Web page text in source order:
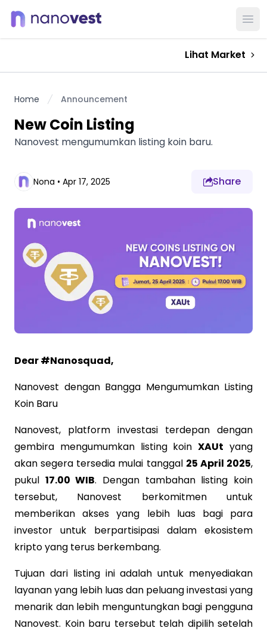
Lihat Market
Home Announcement
New Coin Listing
Nanovest mengumumkan listing koin baru.
Nona • Apr 17, 2025 Share
Dear #Nanosquad,
Nanovest dengan Bangga Mengumumkan Listing
Koin Baru
Nanovest, platform investasi terdepan dengan
gembira mengumumkan listing koinXAUt yang
akan segera tersedia mulai tanggal 25 April 2025,
pukul 17.00 WIB. Dengan tambahan listing koin
tersebut, Nanovest berkomitmen untuk
memberikan akses yang lebih luas bagi para
investor untuk berpartisipasi dalam ekosistem
kripto yang terus berkembang.
Tujuan dari listing ini adalah untuk menyediakan
layanan yang lebih luas dan peluang investasi yang
menarik dan lebih menguntungkan bagi pengguna
Nanovest. Koin baru tersebut telah dipilih setelah